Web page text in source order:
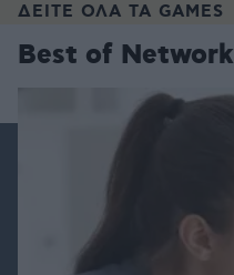
ΔΕΙΤΕ ΟΛΑ ΤΑ GAMES
Best of Network